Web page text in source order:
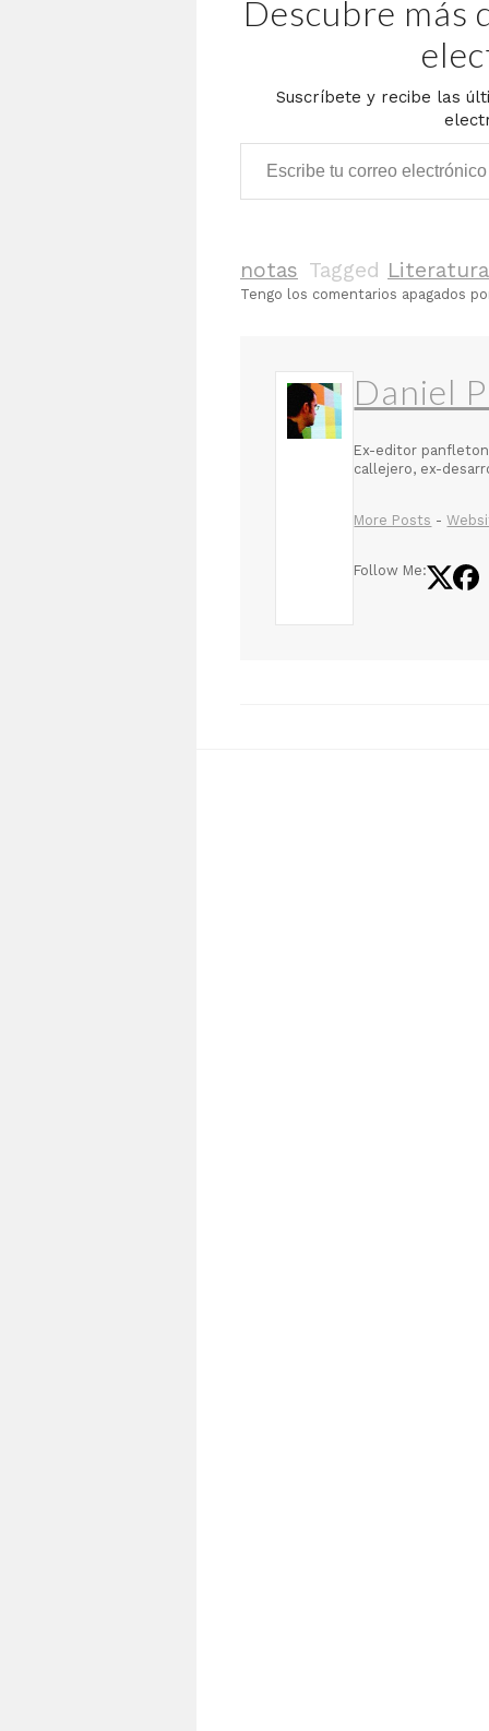
conocimiento sobre medios.
Tampoco se imaginaron que,
Descubre más
Suscríbete y recibe las
Escribe tu correo electrónico…
notas Tagged
Tengo los comentarios apagados
Daniel
Ex-editor
callejero, ex-
More Posts -
Follow Me: